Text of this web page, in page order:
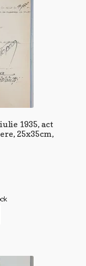
1935, act
25x35cm,